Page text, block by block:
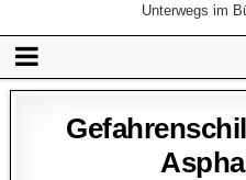
Unterwegs im